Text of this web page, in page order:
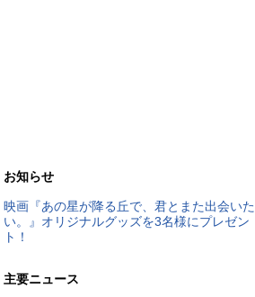
お知らせ
映画『あの星が降る丘で、君とまた出会いた
い。』オリジナルグッズを3名様にプレゼン
ト！
主要ニュース